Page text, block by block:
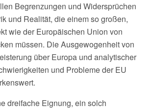
Begrenzungen und Widersprüchen
und Realität, die einem so großen,
wie der Europäischen Union von
müssen. Die Ausgewogenheit von
über Europa und analytischer
und Probleme der EU
dreifache Eignung, ein solch